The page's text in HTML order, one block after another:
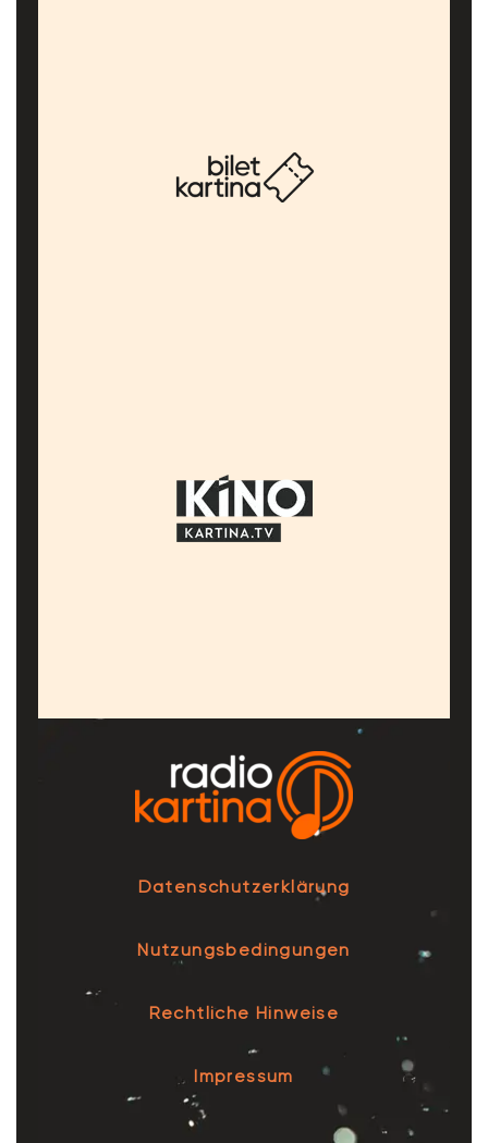
Datenschutzerklärung
Nutzungsbedingungen
Rechtliche Hinweise
Impressum